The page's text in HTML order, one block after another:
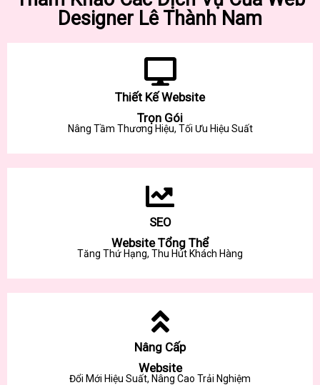
Designer Lê Thành Nam
Thiết Kế Website
Trọn Gói
Nâng Tầm Thương Hiệu, Tối Ưu Hiệu Suất
SEO
Website Tổng Thể
Tăng Thứ Hạng, Thu Hút Khách Hàng
Nâng Cấp
Website
Đổi Mới Hiệu Suất, Nâng Cao Trải Nghiệm